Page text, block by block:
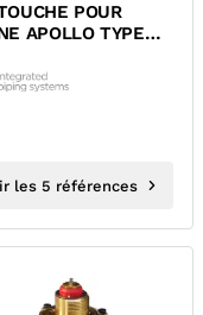
POUR
APOLLO TYPE
AIPS
les 5 références